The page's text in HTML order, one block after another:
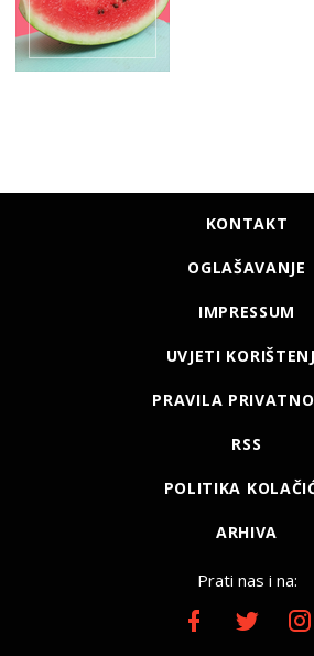
KONTAKT
OGLAŠAVANJE
IMPRESSUM
UVJETI
PRAVILA
RSS
POLITIKA
ARHIVA
Prati nas i na: